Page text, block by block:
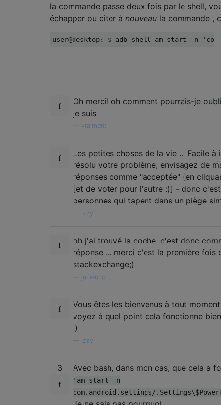
la commande passe deux fois par le shell,
échapper ou citer à nouveau la commande ,
Oh merci! oh comment pourrais-je
je suis
vraiment
Les petites choses de la vie ... Facile à
résolu votre problème, envisagez de
réponses comme "acceptée" (en
[et de voter pour l'autre :)] - donc
personnes qui tapent dans un piège
Izzy
oh j'ai trouvé la coche. c'est donc
réponse ... merci c'est la première fois
stackexchange;)
juniecho
Vous êtes les bienvenus à tout
voyez à quel point cela fonctionne
:)
Izzy
3 Avec bash, dans mon cas, que cela a
'am start -n
com.android.settings/